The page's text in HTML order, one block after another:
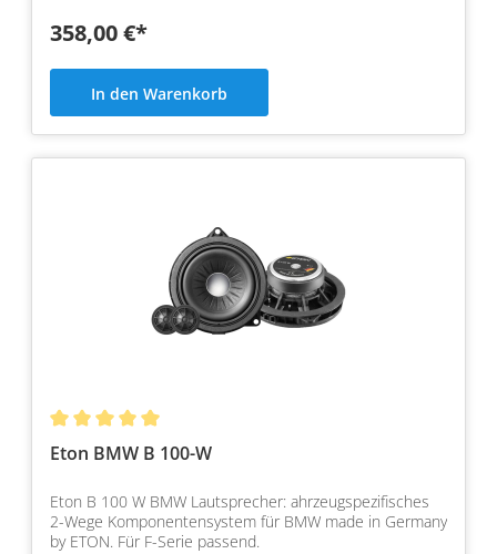
358,00 €*
In den Warenkorb
Eton BMW B 100-W
Eton B 100 W BMW Lautsprecher: ahrzeugspezifisches
2-Wege Komponentensystem für BMW made in Germany
by ETON. Für F-Serie passend.